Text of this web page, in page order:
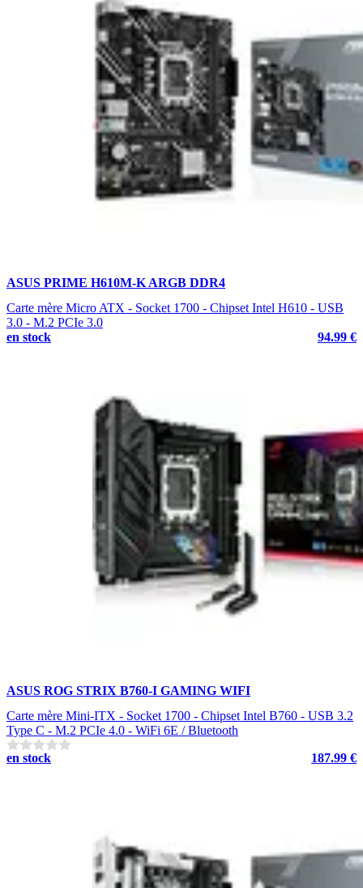
ASUS PRIME H610M-K ARGB DDR4
Carte mère Micro ATX - Socket 1700 - Chipset Intel H610 - USB
3.0 - M.2 PCIe 3.0
en stock
94.99 €
ASUS ROG STRIX B760-I GAMING WIFI
Carte mère Mini-ITX - Socket 1700 - Chipset Intel B760 - USB 3.2
Type C - M.2 PCIe 4.0 - WiFi 6E / Bluetooth
en stock
187.99 €